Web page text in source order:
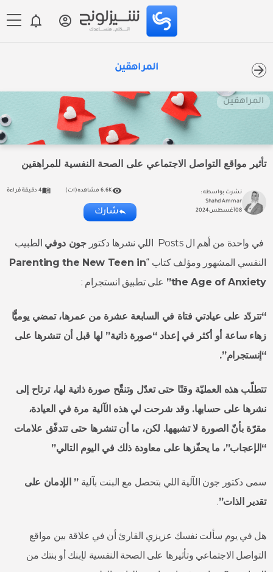
المراهقين
المراهقين
تأثير مواقع التواصل الاجتماعي على الصحة النفسية للمراهقين
نشرت بواسطه :
Shahd Ammar
08أغسطس2024
6.6K مشاهده(ات) 4 دقيقة قراءة
شارك
في واحدة من أهم ال Posts اللي نشرها دكتور جون دوفي الطبيب
النفسي المشهور ومؤلف كتاب “Parenting the New Teen in
the Age of Anxiety”
على تطبيق انستجرام :
“تتردّد على عيادتي فتاة في السابعة عشرة من عمرها، تمضي يوميًّا
زهاء ساعة أو أكثر في إعداد “صورة ذاتية” لها قبل أن تنشرها على
“إنستجرام”.
تتطلّب هذه العمليّة وقتًا حتى تعدّل وتنقّح صورة ذاتية لها، ترتاح إلى
نشرها على حسابها. وقد شرحت لي هذه الآلية مرة في العيادة،
مقرّة بأنّ الصورة لا تشبهها. لكن، ما أن تنشرها حتى تتدفّق علامات
“الإعجاب”، ما يحفّزها على معاودة ذلك في اليوم التالي”
سمى دكتور جون الآلية اللي بتحصل مع البنت بآلية” الإدمان على
تقدير الذات”.
هل في يوم سألت نفسك عزيزي القارئ أن في علاقة بين مواقع
التواصل الاجتماعي وتأثيرها على الصحة النفسية لإبنك أو بنتك من